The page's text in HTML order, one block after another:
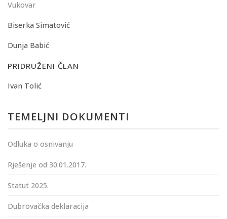
Vukovar
Biserka Simatović
Dunja Babić
PRIDRUŽENI ČLAN
Ivan Tolić
TEMELJNI DOKUMENTI
Odluka o osnivanju
Rješenje od 30.01.2017.
Statut 2025.
Dubrovačka deklaracija